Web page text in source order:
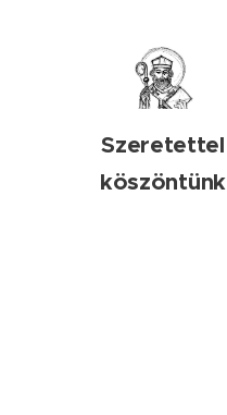
Szeretettel
köszöntünk